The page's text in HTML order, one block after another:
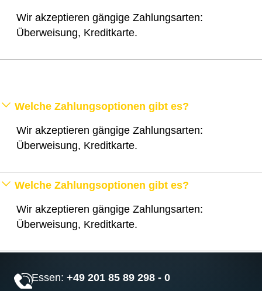
Wir akzeptieren gängige Zahlungsarten:
Überweisung, Kreditkarte.
Welche Zahlungsoptionen gibt es?
Wir akzeptieren gängige Zahlungsarten:
Überweisung, Kreditkarte.
Welche Zahlungsoptionen gibt es?
Wir akzeptieren gängige Zahlungsarten:
Überweisung, Kreditkarte.
Essen:+49 201 85 89 298 - 0